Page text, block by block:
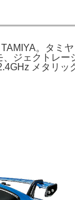
。タミ
ジェクトレ
メタリッ